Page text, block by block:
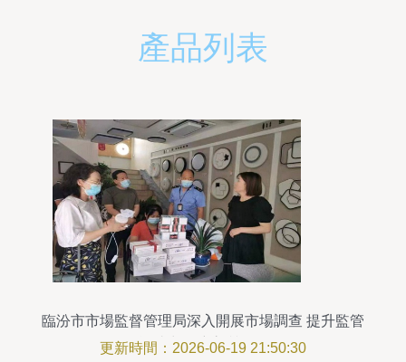
產品列表
臨汾市市場監督管理局深入開展市場調查 提升監管
效能助力經濟高質量發展
更新時間：2026-06-19 21:50:30